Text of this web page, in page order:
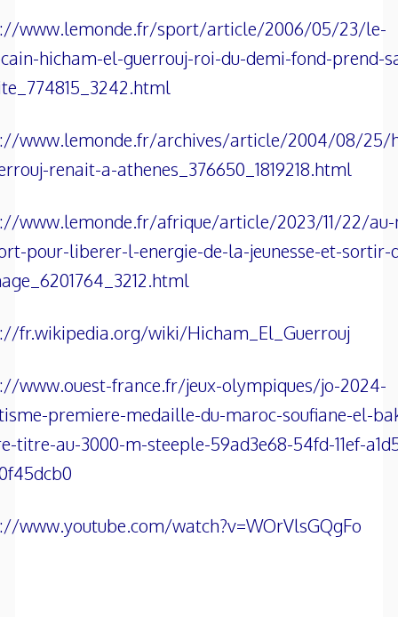
www.lemonde.fr/sport/article/2006/05/23/le-
hicham-el-guerrouj-roi-du-demi-fond-prend-
www.lemonde.fr/archives/article/2004/08/25/
renait-a-athenes_376650_1819218.html
www.lemonde.fr/afrique/article/2023/11/22/
pour-liberer-l-energie-de-la-jeunesse-et-sortir-
fr.wikipedia.org/wiki/Hicham_El_Guerrouj
www.ouest-france.fr/jeux-olympiques/jo-2024-
premiere-medaille-du-maroc-soufiane-el-
titre-au-3000-m-steeple-59ad3e68-54fd-11ef-
www.youtube.com/watch?v=WOrVlsGQgFo